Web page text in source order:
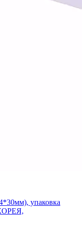
упаковка